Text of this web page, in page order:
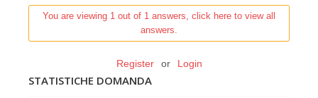
You are viewing 1 out of 1 answers, click here to view all
answers.
Register or Login
STATISTICHE DOMANDA